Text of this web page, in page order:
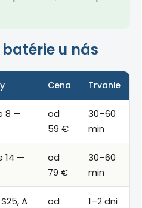
u nás
Cena Trvanie
8 —
od
59 €
30–60
min
14 —
od
79 €
30–60
min
A
od
1–2 dni